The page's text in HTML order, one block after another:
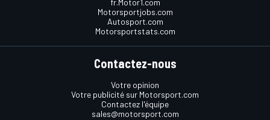
Motorsportjobs.com
Autosport.com
Motorsportstats.com
Contactez-nous
Votre opinion
Votre publicité sur Motorsport.com
Contactez l'équipe
sales@motorsport.com